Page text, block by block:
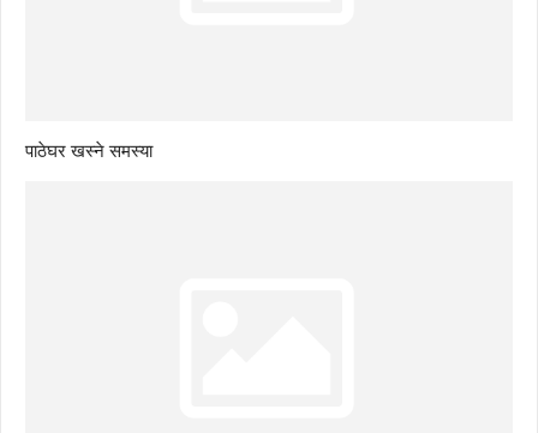
पाठेघर खस्ने समस्या